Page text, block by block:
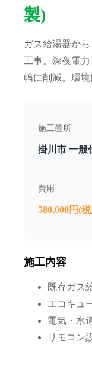
製)
ガス給湯器か
工事。深夜電
幅に削減。環境
施工箇所
掛川市 一般
費用
580,000円(
施工内容
既存ガス
エコキュ
電気・水
リモコン